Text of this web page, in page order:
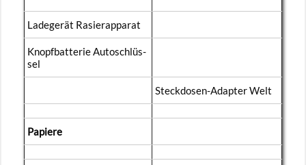
La­de­ge­rät Ra­sier­ap­pa­rat
Knopf­bat­te­rie Au­to­schlüs­
sel
Steck­do­sen-Ad­ap­ter Welt
Pa­pie­re